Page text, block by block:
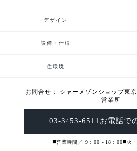
デザイン
設備・仕様
住環境
お問合せ： シャーメゾンショップ東
営業所
03-3453-6511 お電話で
◼️営業時間／ 9：00～18：00◼️火